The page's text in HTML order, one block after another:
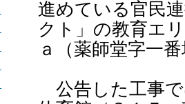
進めている官民
クト」の教育エ
ａ（薬師堂字一
公告した工事で